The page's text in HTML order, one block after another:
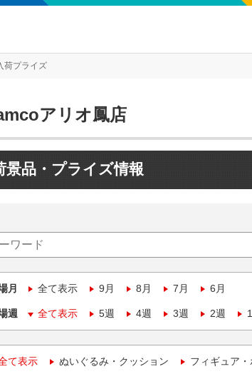
荷プライズ
アリオ鳳店
景品・プライズ情報
月 全て表示 9月 8月 7月 6月
週 全て表示 5週 4週 3週 2週
て表示 ぬいぐるみ・クッション フィギュア・